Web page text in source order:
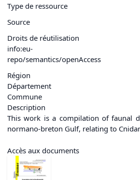
Type de ressource
Source
Droits de réutilisation
info:eu-
repo/semantics/openAccess
Région
Département
Commune
Description
This work is a compilation of faunal
normano-breton Gulf, relating to
Accès aux documents